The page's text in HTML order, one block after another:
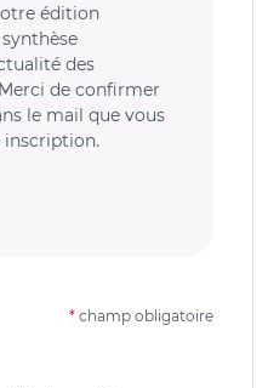
édition
des
de confirmer
le mail que vous
inscription.
* champ obligatoire